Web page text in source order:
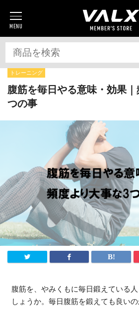
MENU
商品一覧
プロテイン
サプリメント
トレーニングギア/グッズ
アパレル
全ての商品
おまとめ割
おトク定期便
ベストプライス宣言
筋トレ大学PRO
法人様向け
ふるさと納税
楽天
ふるさとチョイス
トレーニング
腹筋を毎日やる意味・効果
つの事
腹筋を、やみくもに毎日鍛えている
しょうか。毎日腹筋を鍛えても良い